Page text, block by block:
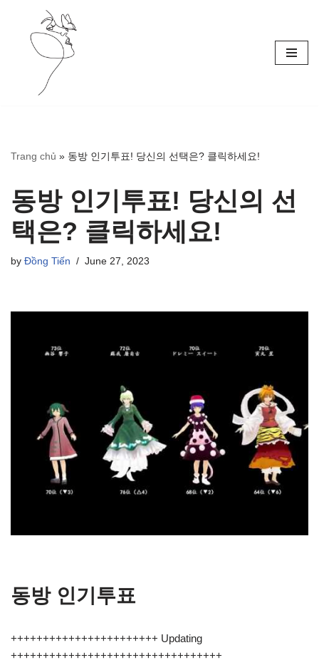
Skip
Trang chủ » 동방 인기투표! 당신의 선택은? 클릭하세요!
동방 인기투표! 당신의 선
택은? 클릭하세요!
by Đồng Tiến June 27, 2023
동방 인기투표
+++++++++++++++++++++++ Updating
+++++++++++++++++++++++++++++++++